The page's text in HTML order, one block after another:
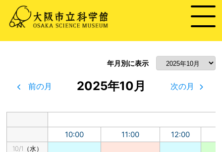
年月別に表示
前の月 2025年10月 次の月
10:00 11:00 12:00
10/1（水）